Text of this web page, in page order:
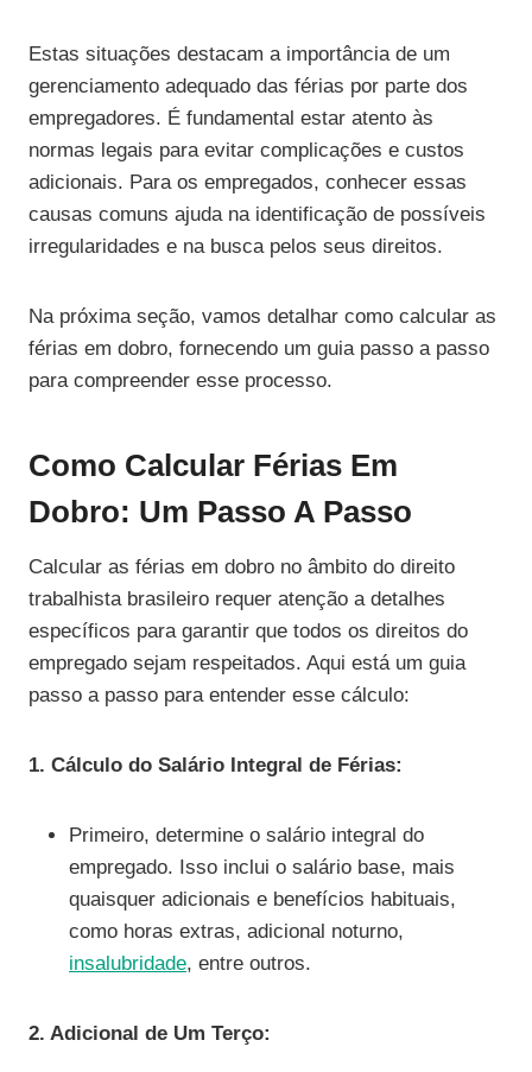
Estas situações destacam a importância de um
gerenciamento adequado das férias por parte dos
empregadores. É fundamental estar atento às
normas legais para evitar complicações e custos
adicionais. Para os empregados, conhecer essas
causas comuns ajuda na identificação de possíveis
irregularidades e na busca pelos seus direitos.
Na próxima seção, vamos detalhar como calcular as
férias em dobro, fornecendo um guia passo a passo
para compreender esse processo.
Como Calcular Férias Em
Dobro: Um Passo A Passo
Calcular as férias em dobro no âmbito do direito
trabalhista brasileiro requer atenção a detalhes
específicos para garantir que todos os direitos do
empregado sejam respeitados. Aqui está um guia
passo a passo para entender esse cálculo:
1. Cálculo do Salário Integral de Férias:
Primeiro, determine o salário integral do
empregado. Isso inclui o salário base, mais
quaisquer adicionais e benefícios habituais,
como horas extras, adicional noturno,
insalubridade, entre outros.
2. Adicional de Um Terço: